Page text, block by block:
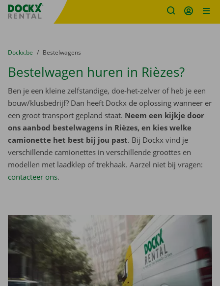
Fratello DEMO
U bevindt zich hier:
van
Dockx.be naar
Bestelwagens
Bestelwagen huren in Rièzes?
Ben je een kleine zelfstandige, doe-het-zelver of heb je een
bouw/klusbedrijf? Dan heeft Dockx de oplossing wanneer er
een groot transport gepland staat. Neem een kijkje door
ons aanbod bestelwagens in Rièzes, en kies welke
camionette het best bij jou past. Bij Dockx vind je
verschillende camionettes in verschillende groottes en
modellen met laadklep of trekhaak. Aarzel niet bij vragen:
contacteer ons.